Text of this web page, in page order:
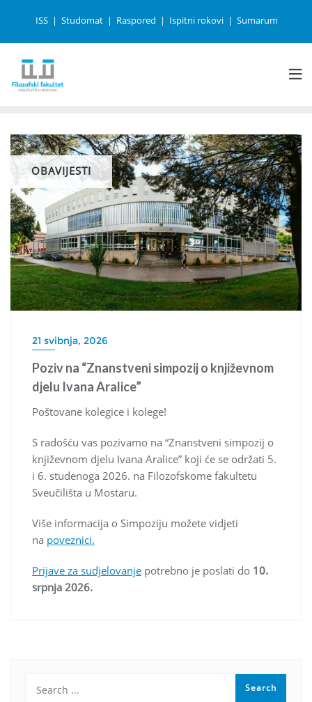
ISS Studomat Raspored Ispitni rokovi Sumarum
OBAVIJESTI
21 svibnja, 2026
Poziv na “Znanstveni simpozij o književnom
djelu Ivana Aralice”
Poštovane kolegice i kolege!
S radošću vas pozivamo na “Znanstveni simpozij o
književnom djelu Ivana Aralice” koji će se održati 5.
i 6. studenoga 2026. na Filozofskome fakultetu
Sveučilišta u Mostaru.
Više informacija o Simpoziju možete vidjeti
na poveznici.
Prijave za sudjelovanje potrebno je poslati do 10.
srpnja 2026.